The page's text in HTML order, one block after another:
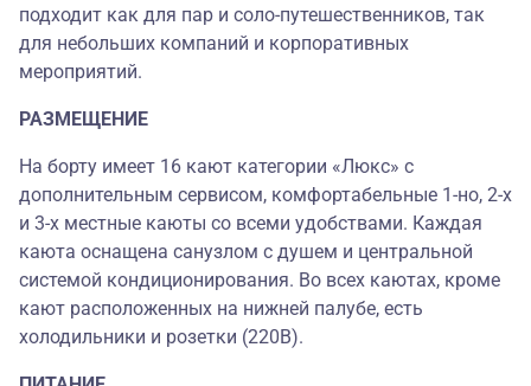
подходит как для пар и соло-путешественников, так
для небольших компаний и корпоративных
мероприятий.
РАЗМЕЩЕНИЕ
На борту имеет 16 кают категории «Люкс» с
дополнительным сервисом, комфортабельные 1-но, 2-х
и 3-х местные каюты со всеми удобствами. Каждая
каюта оснащена санузлом с душем и центральной
системой кондиционирования. Во всех каютах, кроме
кают расположенных на нижней палубе, есть
холодильники и розетки (220В).